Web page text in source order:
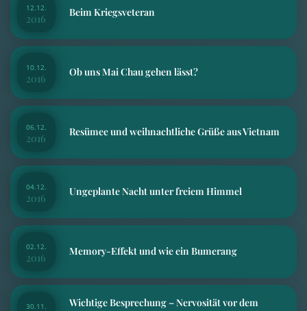
12.12.
2016 Beim Kriegsveteran
10.12.
2016 Ob uns Mai Chau gehen lässt?
06.12.
2016 Resümee und weihnachtliche Grüße aus Vietnam
04.12.
2016 Ungeplante Nacht unter freiem Himmel
02.12.
2016 Memory-Effekt und wie ein Bumerang
30.11.
Wichtige Besprechung – Nervosität vor dem